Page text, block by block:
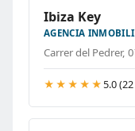
Ibiza Key
AGENCIA
Carrer del Pedrer,
★★★★★ 5.0